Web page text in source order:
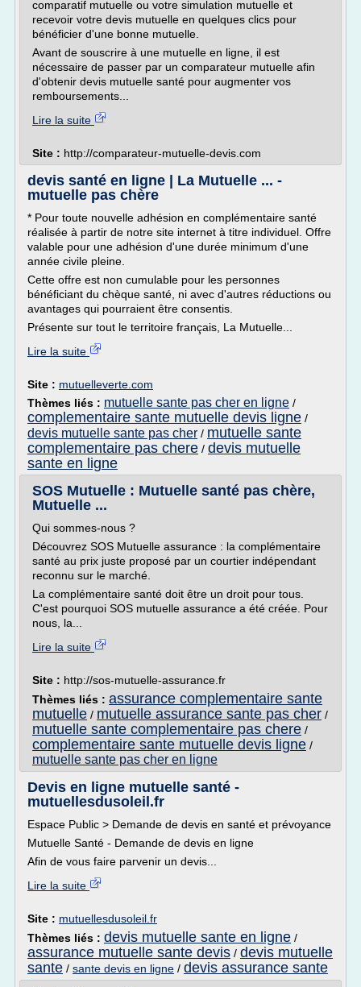
comparatif mutuelle ou votre simulation mutuelle et
recevoir votre devis mutuelle en quelques clics pour
bénéficier d'une bonne mutuelle.
Avant de souscrire à une mutuelle en ligne, il est
nécessaire de passer par un comparateur mutuelle afin
d'obtenir devis mutuelle santé pour augmenter vos
remboursements...
Lire la suite
Site : http://comparateur-mutuelle-devis.com
devis santé en ligne | La Mutuelle ... -
mutuelle pas chère
* Pour toute nouvelle adhésion en complémentaire santé
réalisée à partir de notre site internet à titre individuel. Offre
valable pour une adhésion d'une durée minimum d'une
année civile pleine.
Cette offre est non cumulable pour les personnes
bénéficiant du chèque santé, ni avec d'autres réductions ou
avantages qui pourraient être consentis.
Présente sur tout le territoire français, La Mutuelle...
Lire la suite
Site : mutuelleverte.com
Thèmes liés : mutuelle sante pas cher en ligne /
complementaire sante mutuelle devis ligne /
devis mutuelle sante pas cher / mutuelle sante
complementaire pas chere / devis mutuelle
sante en ligne
SOS Mutuelle : Mutuelle santé pas chère,
Mutuelle ...
Qui sommes-nous ?
Découvrez SOS Mutuelle assurance : la complémentaire
santé au prix juste proposé par un courtier indépendant
reconnu sur le marché.
La complémentaire santé doit être un droit pour tous.
C'est pourquoi SOS mutuelle assurance a été créée. Pour
nous, la...
Lire la suite
Site : http://sos-mutuelle-assurance.fr
Thèmes liés : assurance complementaire sante
mutuelle / mutuelle assurance sante pas cher /
mutuelle sante complementaire pas chere /
complementaire sante mutuelle devis ligne /
mutuelle sante pas cher en ligne
Devis en ligne mutuelle santé -
mutuellesdusoleil.fr
Espace Public > Demande de devis en santé et prévoyance
Mutuelle Santé - Demande de devis en ligne
Afin de vous faire parvenir un devis...
Lire la suite
Site : mutuellesdusoleil.fr
Thèmes liés : devis mutuelle sante en ligne /
assurance mutuelle sante devis / devis mutuelle
sante / sante devis en ligne / devis assurance sante